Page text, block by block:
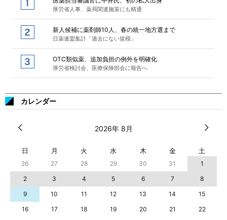
厚労省人事、薬局関連施策にも精通
新人候補に薬剤師10人、春の統一地方選まで
日薬連盟集計「過去にない規模」
OTC類似薬、追加負担の例外を明確化
厚労省検討会、医療保険部会に報告へ
カレンダー
2026年 8月
日 月 火 水 木 金 土
26 27 28 29 30 31
1
2
3 4 5 6 7
8
9
10 11 12 13 14
15
16
17 18 19 20 21
22